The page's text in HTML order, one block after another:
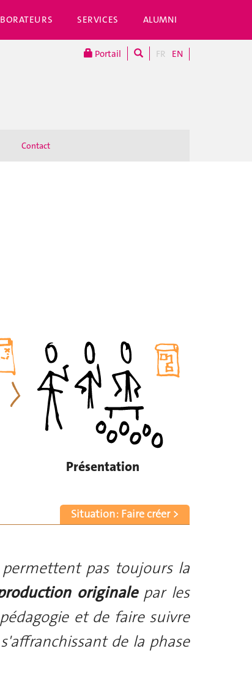
SERVICES ALUMNI
Portail FR EN
Contact
Présentation
Situation : Faire créer >
pas toujours la
originalepar les
et de faire suivre
de la phase